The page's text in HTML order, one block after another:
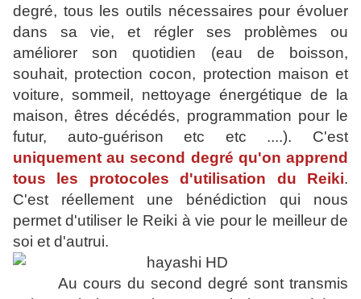
degré, tous les outils nécessaires pour évoluer
dans sa vie, et régler ses problèmes ou
améliorer son quotidien (eau de boisson,
souhait, protection cocon, protection maison et
voiture, sommeil, nettoyage énergétique de la
maison, êtres décédés, programmation pour le
futur, auto-guérison etc etc ....). C'est
uniquement au second degré qu'on apprend
tous les protocoles d'utilisation du Reiki.
C'est réellement une bénédiction qui nous
permet d'utiliser le Reiki à vie pour le meilleur de
soi et d'autrui.
Au cours du second degré sont transmis